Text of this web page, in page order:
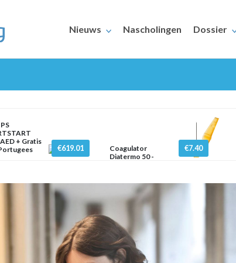
Nieuws Nascholingen Dossier
+ Gratis
€619.01
Coagulator
Diatermo 50 -
€7.40